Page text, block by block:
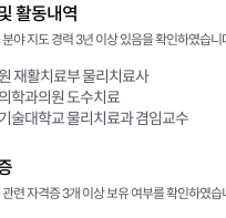
활동내역
야 지도 경력 3년 이상 있음을 확인하였습니
재활치료부 물리치료사
학과의원 도수치료
술대학교 물리치료과 겸임교수
련 자격증 3개 이상 보유 여부를 확인하였습